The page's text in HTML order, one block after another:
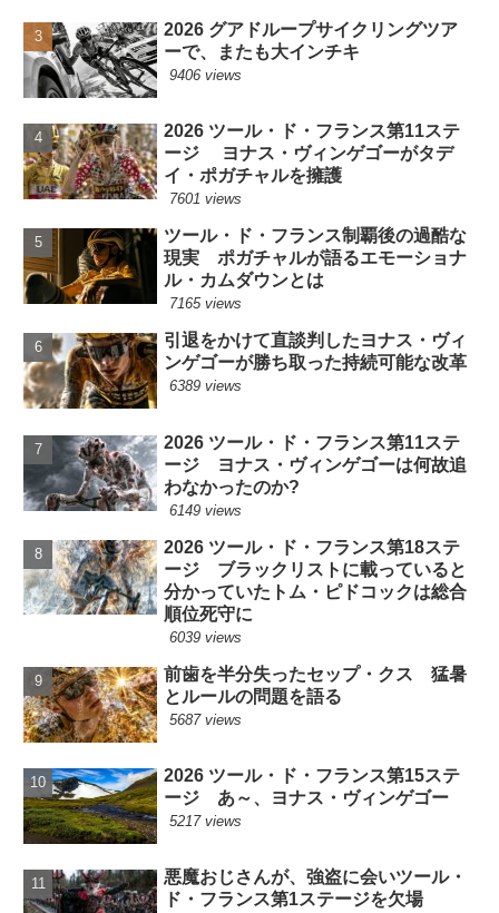
2026 グアドループサイクリングツア
ーで、またも大インチキ
9406 views
2026 ツール・ド・フランス第11ステ
ージ ヨナス・ヴィンゲゴーがタデ
イ・ポガチャルを擁護
7601 views
ツール・ド・フランス制覇後の過酷な
現実 ポガチャルが語るエモーショナ
ル・カムダウンとは
7165 views
引退をかけて直談判したヨナス・ヴィ
ンゲゴーが勝ち取った持続可能な改革
6389 views
2026 ツール・ド・フランス第11ステ
ージ ヨナス・ヴィンゲゴーは何故追
わなかったのか?
6149 views
2026 ツール・ド・フランス第18ステ
ージ ブラックリストに載っていると
分かっていたトム・ピドコックは総合
順位死守に
6039 views
前歯を半分失ったセップ・クス 猛暑
とルールの問題を語る
5687 views
2026 ツール・ド・フランス第15ステ
ージ あ～、ヨナス・ヴィンゲゴー
5217 views
悪魔おじさんが、強盗に会いツール・
ド・フランス第1ステージを欠場